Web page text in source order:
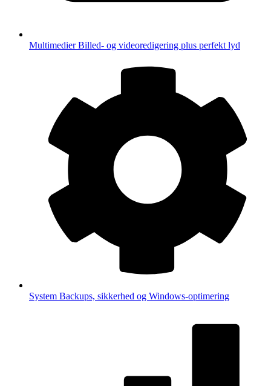
MultimedierBilled- og videoredigering plus perfekt lyd
System Backups, sikkerhed og Windows-optimering